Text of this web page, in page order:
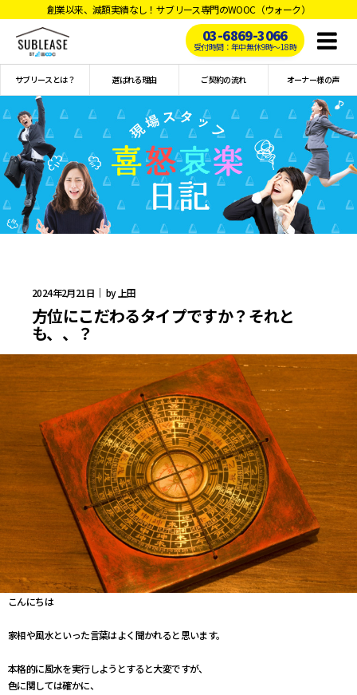
創業以来、減額実績なし！サブリース専門のWOOC（ウォーク）
03-6869-3066
受付時間：年中無休9時〜18時
サブリースとは？ 選ばれる理由 ご契約の流れ オーナー様の声
2024年2月21日｜ by 上田
方位にこだわるタイプですか？それと
も、、？
こんにちは
家相や風水といった言葉はよく聞かれると思います。
本格的に風水を実行しようとすると大変ですが、
色に関しては確かに、